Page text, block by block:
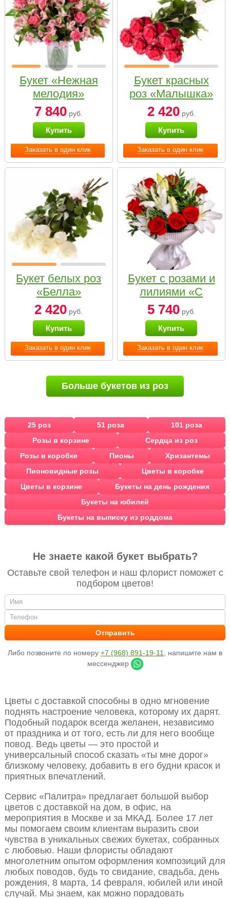
Заказать в один клик
Букет «Нежная
мелодия»
7 840 руб.
Купить
Заказать в один клик
Букет красных
роз «Малышка»
2 420руб.
Купить
Заказать в один клик
Букет белых роз
«Белла»
2 420 руб.
Купить
Заказать в один клик
Букет с розами и
лилиями «С
наилучшими
пожеланиями»
5 740руб.
Купить
Больше букетов из роз
25 роз 51 роза
101 роза
Розы в корзине
Сердца из роз
Розы в коробке
Пионы
Хризантемы
Пионовидные розы
Цветы в коробке
Цветы в корзине
Букеты на день рождения
Букеты на юбилей
Букеты на выписку из роддома
Не знаете какой букет выбрать?
Оставьте свой телефон и наш флорист поможет с
подбором цветов!
Либо позвоните по номеру +7 (968) 891-19-11
, напишите нам в
мессенджер
Цветы с доставкой способны в одно мгновение
поднять настроение человека, которому их дарят.
Подобный подарок всегда желанен, независимо
от праздника и от того, есть ли для него вообще
повод. Ведь цветы — это простой и
универсальный способ сказать «ты мне дорог»
близкому человеку, добавить в его будни красок и
приятных впечатлений.
Сервис «Палитра» предлагает большой выбор
цветов с доставкой на дом, в офис, на
мероприятия в Москве и за МКАД. Более 17 лет
мы помогаем своим клиентам выразить свои
чувства в уникальных свежих букетах, собранных
с любовью. Наши флористы обладают
многолетним опытом оформления композиций для
любых поводов, будь то свидание, свадьба, день
рождения, 8 марта, 14 февраля, юбилей или иной
случай. Мы знаем, как можно порадовать